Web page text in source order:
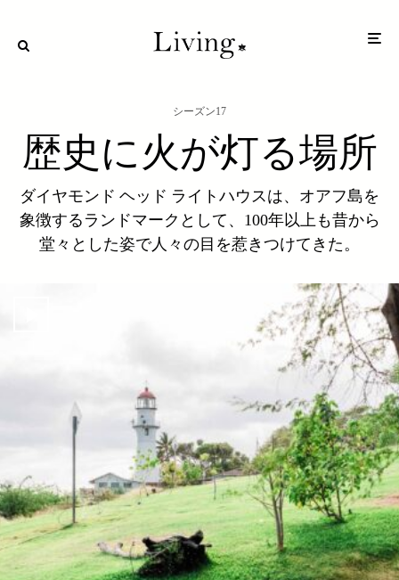
シーズン17
歴史に火が灯る場所
ダイヤモンド ヘッド ライトハウスは、オアフ島を
象徴するランドマークとして、100年以上も昔から
堂々とした姿で人々の目を惹きつけてきた。